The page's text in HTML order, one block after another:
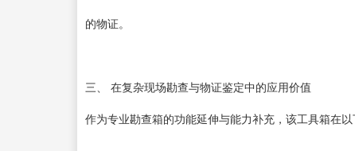
的物证。
三、 在复杂现场勘查与物证鉴定中的应用价值
作为专业勘查箱的功能延伸与能力补充，该工具箱在